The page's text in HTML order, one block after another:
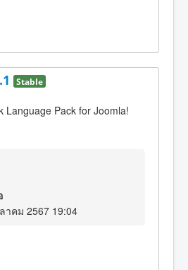
Stable
Language Pack for Joomla!
าคม 2567 19:04